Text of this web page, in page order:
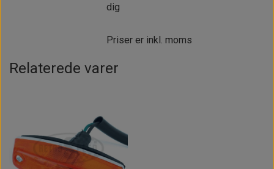
dig
Priser er inkl. moms
Relaterede varer